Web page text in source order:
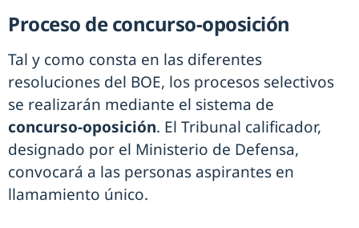
Proceso de concurso-oposición
Tal y como consta en las diferentes
resoluciones del BOE, los procesos selectivos
se realizarán mediante el sistema de
concurso-oposición. El Tribunal calificador,
designado por el Ministerio de Defensa,
convocará a las personas aspirantes en
llamamiento único.